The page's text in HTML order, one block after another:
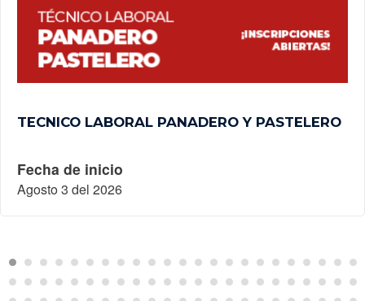
TECNICO LABORAL PANADERO Y PASTELERO
Fecha de inicio
Agosto 3 del 2026